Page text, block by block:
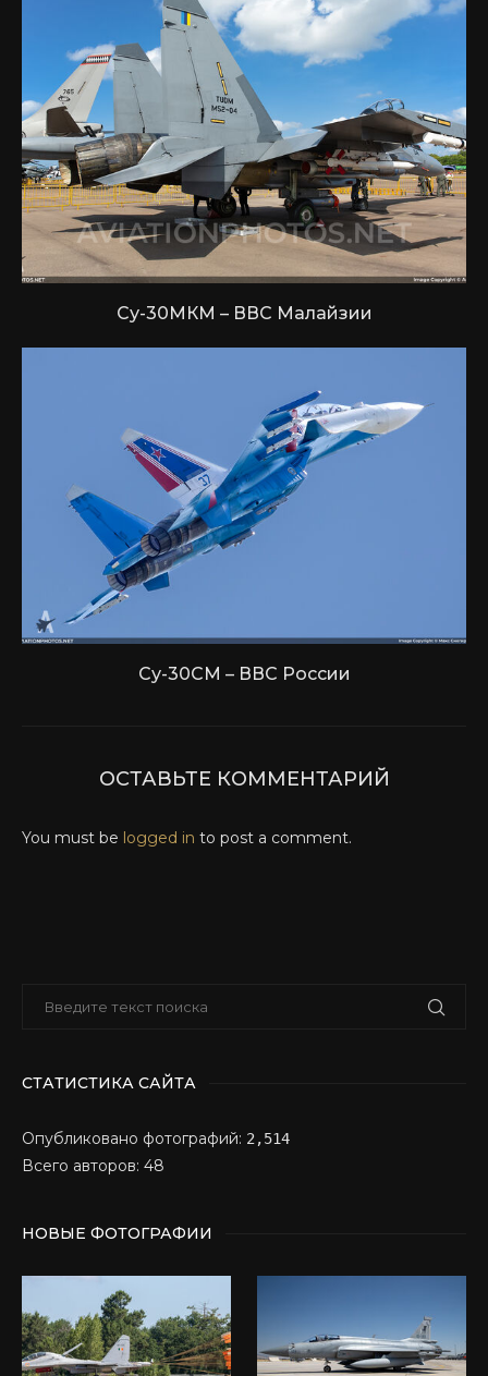
Су-30МКМ – ВВС Малайзии
Су-30СМ – ВВС России
ОСТАВЬТЕ КОММЕНТАРИЙ
You must be logged in to post a comment.
СТАТИСТИКА САЙТА
Опубликовано фотографий: 2,514
Всего авторов: 48
НОВЫЕ ФОТОГРАФИИ